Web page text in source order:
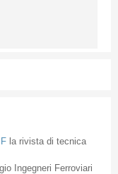
IFla rivista di tecnica
Ingegneri Ferroviari